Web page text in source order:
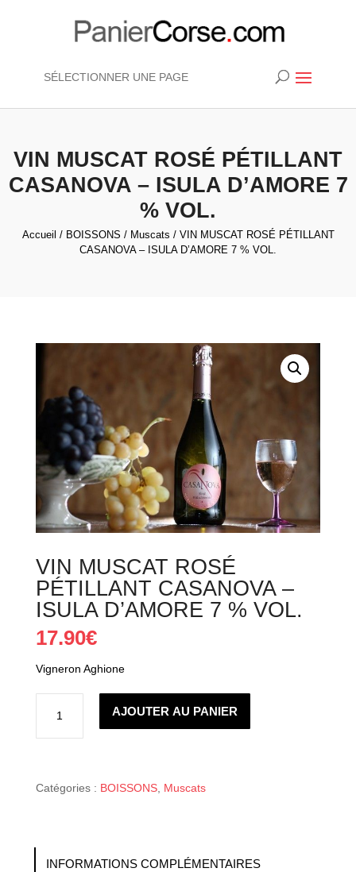
SÉLECTIONNER UNE PAGE
VIN MUSCAT ROSÉ PÉTILLANT
CASANOVA – ISULA D’AMORE 7
% VOL.
Accueil / BOISSONS / Muscats / VIN MUSCAT ROSÉ PÉTILLANT
CASANOVA – ISULA D’AMORE 7 % VOL.
VIN MUSCAT ROSÉ
PÉTILLANT CASANOVA –
ISULA D’AMORE 7 % VOL.
17.90€
Vigneron Aghione
quantité
ROSÉ
ISULA
D'AMORE
AJOUTER AU PANIER
Catégories : BOISSONS, Muscats
INFORMATIONS COMPLÉMENTAIRES